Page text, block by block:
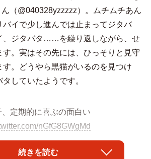
（@040328yzzzzz）。ムチムチあん
バイで少し進んでは止まってジタバ
ジタバタ……を繰り返しながら、せ
す。実はその先には、ひっそりと見守
す。どうやら黒猫がいるのを見つけ
していたようです。
、定期的に喜ぶの面白い
nGfG8GWgMd
August 26, 2022
続きを読む